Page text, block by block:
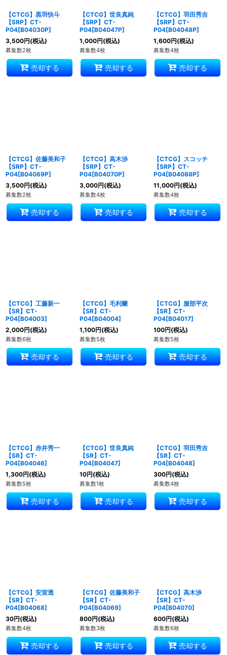
【CTCG】黒羽快斗
【SRP】CT-
P04[B04030P]
3,500円(税込)
募集数2枚
売却する
【CTCG】世良真純
【SRP】CT-
P04[B04047P]
1,000円(税込)
募集数4枚
売却する
【CTCG】羽田秀吉
【SRP】CT-
P04[B04048P]
1,600円(税込)
募集数4枚
売却する
【CTCG】佐藤美和子
【SRP】CT-
P04[B04069P]
3,500円(税込)
募集数2枚
売却する
【CTCG】高木渉
【SRP】CT-
P04[B04070P]
3,000円(税込)
募集数4枚
売却する
【CTCG】スコッチ
【SRP】CT-
P04[B04088P]
11,000円(税込)
募集数4枚
売却する
【CTCG】工藤新一
【SR】CT-
P04[B04003]
2,000円(税込)
募集数6枚
売却する
【CTCG】毛利蘭
【SR】CT-
P04[B04004]
1,100円(税込)
募集数5枚
売却する
【CTCG】服部平次
【SR】CT-
P04[B04017]
100円(税込)
募集数5枚
売却する
【CTCG】赤井秀一
【SR】CT-
P04[B04046]
1,300円(税込)
募集数5枚
売却する
【CTCG】世良真純
【SR】CT-
P04[B04047]
10円(税込)
募集数1枚
売却する
【CTCG】羽田秀吉
【SR】CT-
P04[B04048]
300円(税込)
募集数4枚
売却する
【CTCG】安室透
【SR】CT-
P04[B04068]
30円(税込)
募集数4枚
売却する
【CTCG】佐藤美和子
【SR】CT-
P04[B04069]
800円(税込)
募集数3枚
売却する
【CTCG】高木渉
【SR】CT-
P04[B04070]
600円(税込)
募集数6枚
売却する